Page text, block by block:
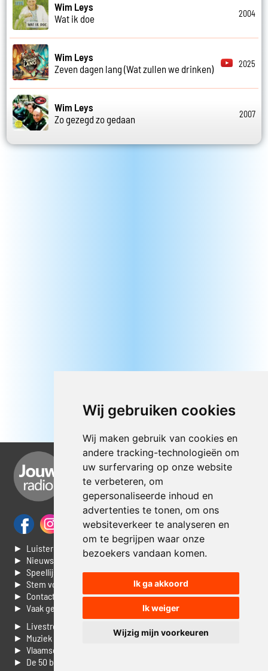
Wij gebruiken cookies
Wij maken gebruik van cookies en
andere tracking-technologieën om
uw surfervaring op onze website
te verbeteren, om
gepersonaliseerde inhoud en
advertenties te tonen, om ons
websiteverkeer te analyseren en
om te begrijpen waar onze
bezoekers vandaan komen.
Ik ga akkoord
Ik weiger
Wijzig mijn voorkeuren
Wim Leys
Wat ik doe
2004
Wim Leys
Zeven dagen lang (Wat zullen we drinken)
2025
Wim Leys
Zo gezegd zo gedaan
2007
► Luisteren naar Jouwradio
► Nieuws
► Speellijst
► Stem voor de Dag top 3
► Contacteer ons
► Vaak gestelde vragen
► Livestream informatie
► Muziek opzoeken
► Vlaamse 100 Aller tijden
► De 50 beste van...